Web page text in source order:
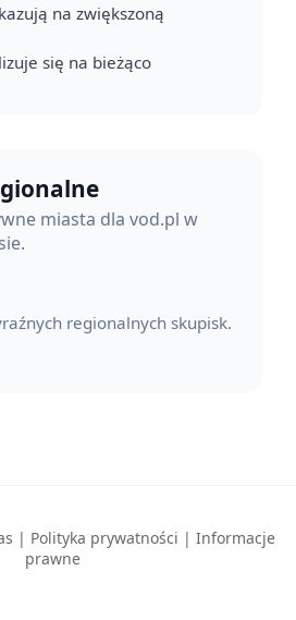
na zwiększoną
się na bieżąco
miasta dla vod.pl w
regionalnych skupisk.
| Polityka prywatności | Informacje
prawne